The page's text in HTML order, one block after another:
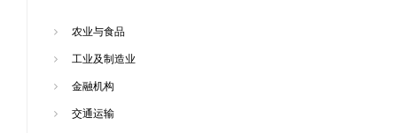
农业与食品
工业及制造业
金融机构
交通运输